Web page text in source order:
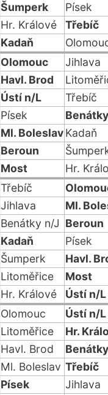
Šumperk Písek
Hr. Králové Třebíč
Kadaň
Olomouc Jihlava
Havl. Brod
Ústí n/L Třebíč
Písek
Ml. BoleslavKadaň
Beroun
Most Hr.
Třebíč
Jihlava Ml.
Benátky n/J Beroun
Kadaň Písek
Šumperk Havl.
Litoměřice Most
Hr. Králové Ústí n/L
Olomouc Ústí n/L
Litoměřice Hr.
Havl. Brod
Ml. Boleslav Třebíč
Písek Jihlava